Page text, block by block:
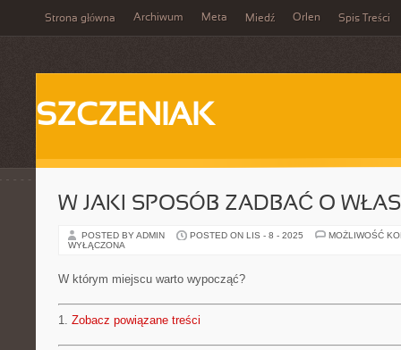
Strona główna Archiwum Meta Miedź Orlen Spis Treści
SZCZENIAK
W JAKI SPOSÓB ZADBAĆ O
POSTED BY ADMIN POSTED ON LIS - 8 - 2025
MOŻLIWOŚĆ
WYŁĄCZONA
W którym miejscu warto wypocząć?
1. Zobacz powiązane treści